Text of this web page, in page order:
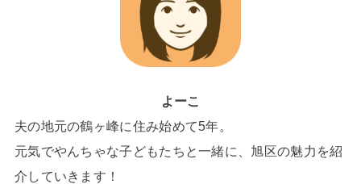
よーこ
夫の地元の鶴ヶ峰に住み始めて5年。
元気でやんちゃな子どもたちと一緒に、旭区の魅力を紹
介していきます！